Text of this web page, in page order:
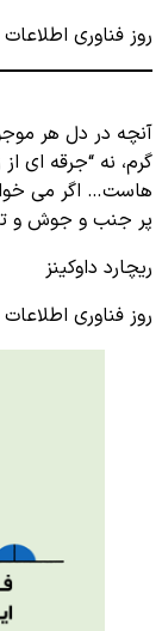
روز فناوری
آنچه در دل هر
گرم، نه “جرقه ای
هاست… اگر می
پر جنب و جوش و
ریچارد داوکینز
روز فناوری